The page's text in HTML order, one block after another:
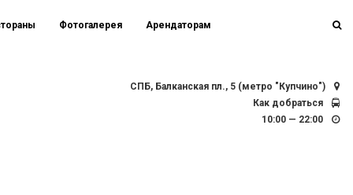
Фотогалерея Арендаторам
СПБ, Балканская пл., 5 (метро "Купчино")
Как добраться
10:00 — 22:00